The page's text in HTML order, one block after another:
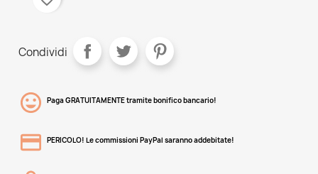
Condividi
Paga GRATUITAMENTE tramite bonifico bancario!
PERICOLO! Le commissioni PayPal saranno addebitate!